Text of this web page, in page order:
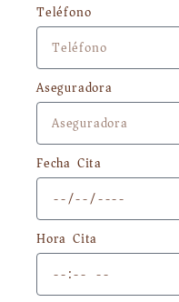
Teléfono
Aseguradora
Fecha Cita
Hora Cita